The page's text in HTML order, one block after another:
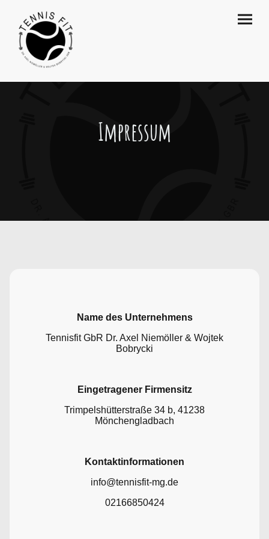
Impressum
Name des Unternehmens
Tennisfit GbR Dr. Axel Niemöller & Wojtek
Bobrycki
Eingetragener Firmensitz
Trimpelshütterstraße 34 b, 41238
Mönchengladbach
Kontaktinformationen
info@tennisfit-mg.de
02166850424